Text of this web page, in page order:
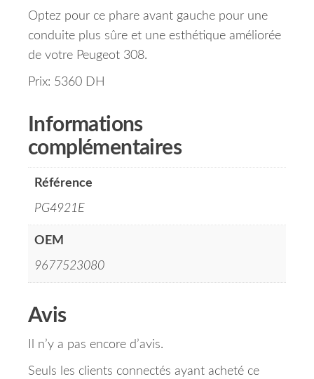
Optez pour ce phare avant gauche pour une
conduite plus sûre et une esthétique améliorée
de votre Peugeot 308.
Prix: 5360 DH
Informations
complémentaires
Référence
PG4921E
OEM
9677523080
Avis
Il n’y a pas encore d’avis.
Seuls les clients connectés ayant acheté ce